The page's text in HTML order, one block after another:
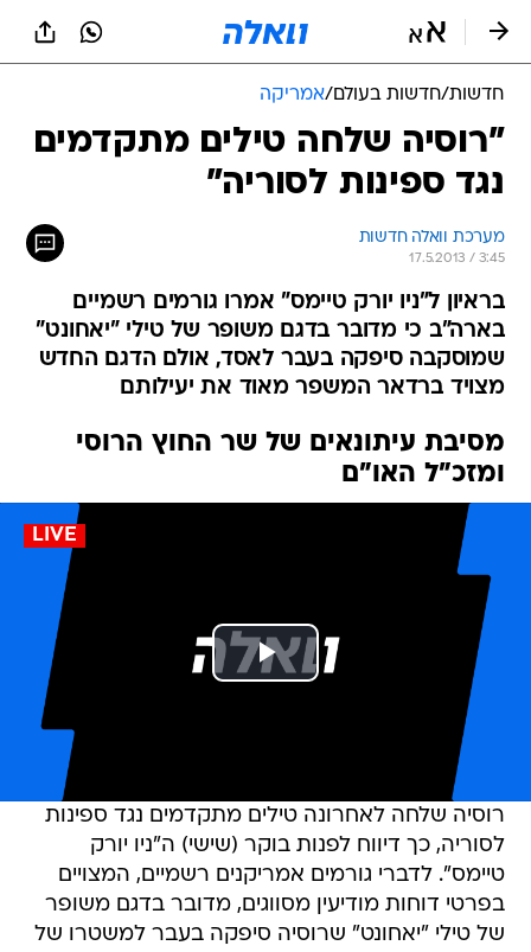
חדשות/חדשות בעולם/אמריקה
"רוסיה שלחה טילים מתקדמים
נגד ספינות לסוריה"
מערכת וואלה חדשות
17.5.2013 / 3:45
בראיון ל"ניו יורק טיימס" אמרו גורמים רשמיים
בארה"ב כי מדובר בדגם משופר של טילי "יאחונט"
שמוסקבה סיפקה בעבר לאסד, אולם הדגם החדש
מצויד ברדאר המשפר מאוד את יעילותם
מסיבת עיתונאים של שר החוץ הרוסי
ומזכ"ל האו"ם
LIVE
רוסיה שלחה לאחרונה טילים מתקדמים נגד ספינות
לסוריה, כך דיווח לפנות בוקר (שישי) ה"ניו יורק
טיימס". לדברי גורמים אמריקנים רשמיים, המצויים
בפרטי דוחות מודיעין מסווגים, מדובר בדגם משופר
של טילי "יאחונט" שרוסיה סיפקה בעבר למשטרו של